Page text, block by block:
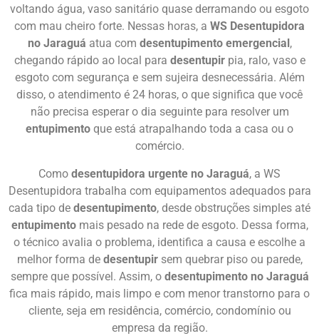
voltando água, vaso sanitário quase derramando ou esgoto
com mau cheiro forte. Nessas horas, a WS Desentupidora
no Jaraguá atua com desentupimento emergencial,
chegando rápido ao local para desentupirpia, ralo, vaso e
esgoto com segurança e sem sujeira desnecessária. Além
disso, o atendimento é 24 horas, o que significa que você
não precisa esperar o dia seguinte para resolver um
entupimento que está atrapalhando toda a casa ou o
comércio.
Como desentupidora urgente no Jaraguá, a WS
Desentupidora trabalha com equipamentos adequados para
cada tipo de desentupimento, desde obstruções simples até
entupimentomais pesado na rede de esgoto. Dessa forma,
o técnico avalia o problema, identifica a causa e escolhe a
melhor forma de desentupirsem quebrar piso ou parede,
sempre que possível. Assim, o desentupimento no Jaraguá
fica mais rápido, mais limpo e com menor transtorno para o
cliente, seja em residência, comércio, condomínio ou
empresa da região.